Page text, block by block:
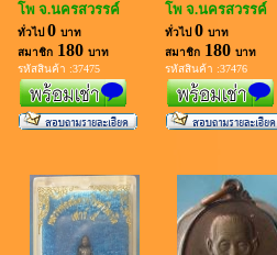
โพ จ.นครสวรรค์
ทั่วไป 0 บาท
สมาชิก180 บาท
รหัสสินค้า :37475
โพ จ.นครสวรรค์
ทั่วไป 0 บาท
สมาชิก180 บาท
รหัสสินค้า :37476